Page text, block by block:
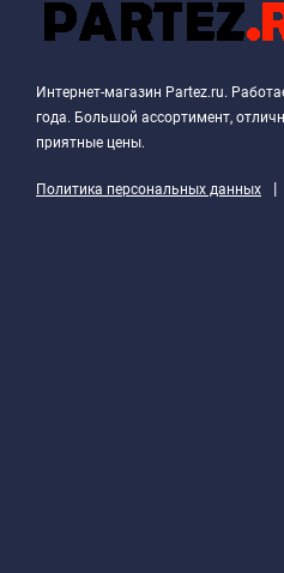
Интернет-магазин Partez.ru.
года. Большой ассортимент,
приятные цены.
Политика персональных данных |